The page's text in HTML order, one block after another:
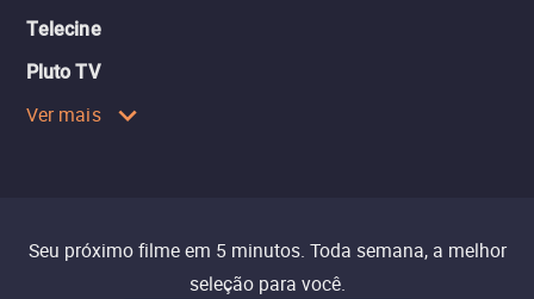
Telecine
Pluto TV
Ver mais
Seu próximo filme em 5 minutos. Toda semana, a melhor
seleção para você.